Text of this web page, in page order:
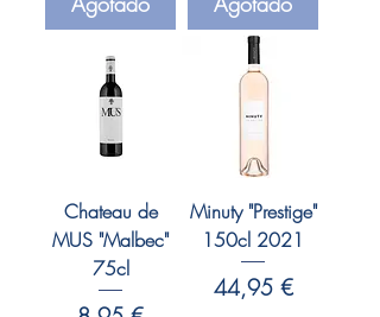
Chateau de
MUS "Malbec"
75cl
Minuty "Prestige"
150cl 2021
Precio
44,95 €